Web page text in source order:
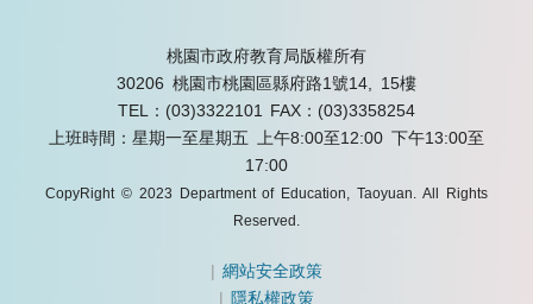
桃園市政府教育局版權所有
30206 桃園市桃園區縣府路1號14, 15樓
TEL：(03)3322101
FAX：(03)3358254
上班時間：星期一至星期五 上午8:00至12:00 下午13:00至
17:00
CopyRight © 2023 Department of Education, Taoyuan. All Rights
Reserved.
|網站安全政策
| 隱私權政策